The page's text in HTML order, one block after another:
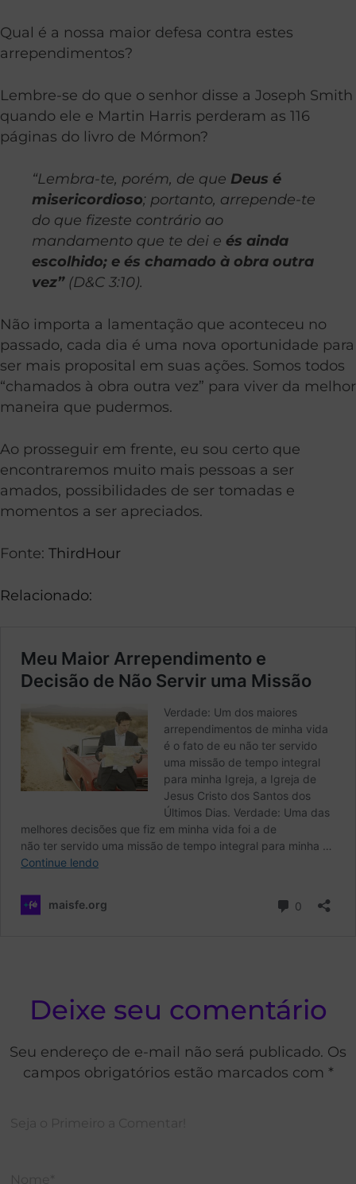
Qual é a nossa maior defesa contra estes
arrependimentos?
Lembre-se do que o senhor disse a Joseph Smith
quando ele e Martin Harris perderam as 116
páginas do livro de Mórmon?
“Lembra-te, porém, de que Deus é
misericordioso; portanto, arrepende-te
do que fizeste contrário ao
mandamento que te dei e és ainda
escolhido; e és chamado à obra outra
vez” (D&C 3:10).
Não importa a lamentação que aconteceu no
passado, cada dia é uma nova oportunidade para
ser mais proposital em suas ações. Somos todos
“chamados à obra outra vez” para viver da melhor
maneira que pudermos.
Ao prosseguir em frente, eu sou certo que
encontraremos muito mais pessoas a ser
amados, possibilidades de ser tomadas e
momentos a ser apreciados.
Fonte: ThirdHour
Relacionado:
Deixe seu comentário
Seu endereço de e-mail não será publicado. Os
campos obrigatórios estão marcados com *